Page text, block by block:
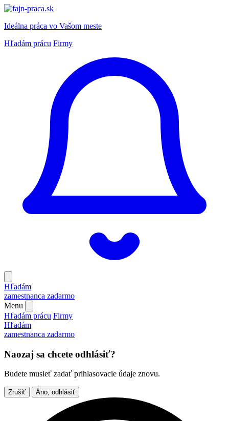
Ideálna práca vo Vašom meste
Hľadám prácu Firmy
Hľadám
zamestnanca zadarmo
Menu
Hľadám prácu Firmy
Hľadám
zamestnanca zadarmo
Naozaj sa chcete odhlásiť?
Budete musieť zadať prihlasovacie údaje znovu.
Zrušiť Áno, odhlásiť